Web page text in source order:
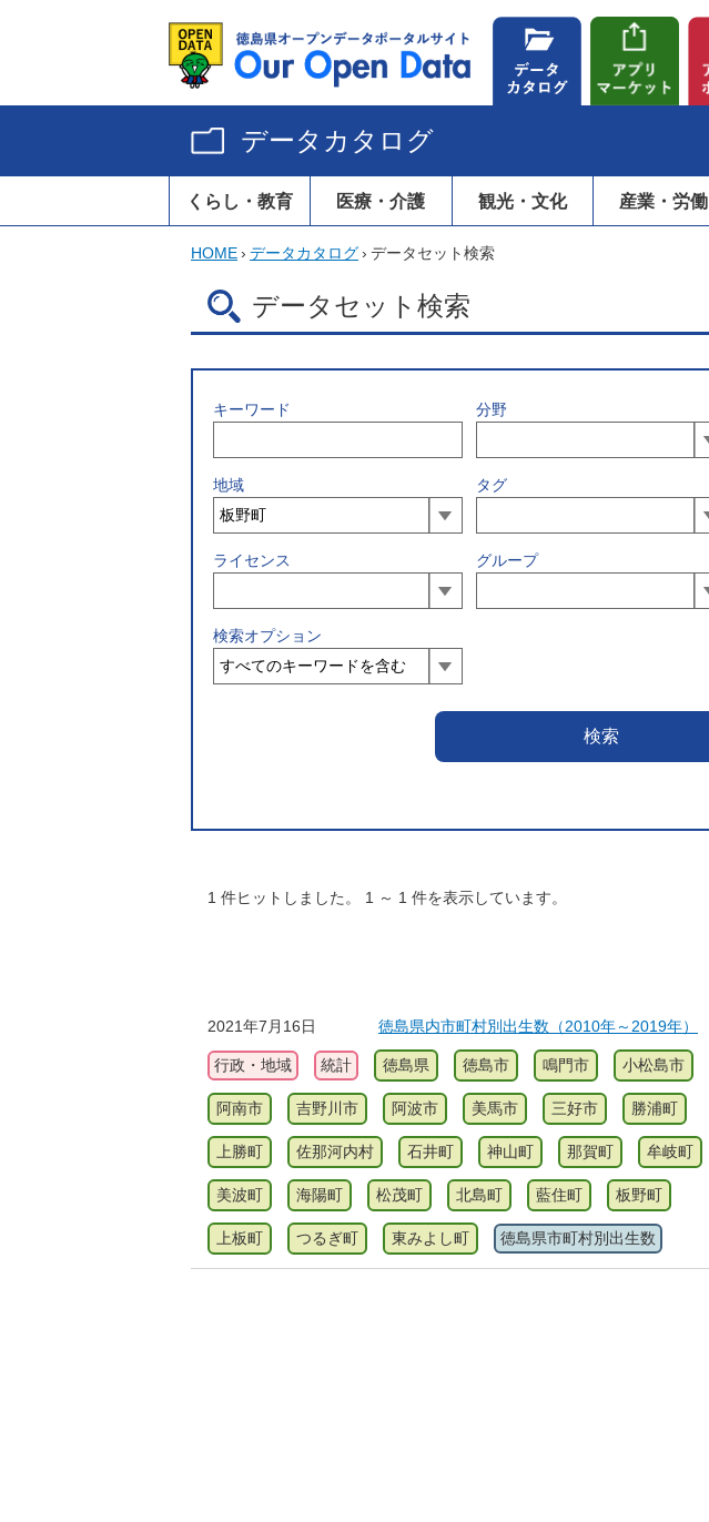
データカタログ
くらし・教育 医療・介護 観光・文化 産業・労働
HOME› データカタログ› データセット検索
データセット検索
キーワード 分野
地域 タグ
ライセンス グループ
検索オプション
1 件ヒットしました。 1 ～ 1 件を表示しています。
2021年7月16日 徳島県内市町村別出生数（2010年～2019年）
行政・地域 統計 徳島県 徳島市 鳴門市 小松島市
阿南市 吉野川市 阿波市 美馬市 三好市 勝浦町
上勝町 佐那河内村 石井町 神山町 那賀町 牟岐町
美波町 海陽町 松茂町 北島町 藍住町 板野町
上板町 つるぎ町 東みよし町 徳島県市町村別出生数